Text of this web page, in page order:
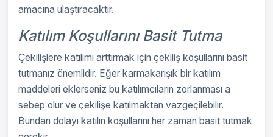
amacına ulaştıracaktır.
Katılım Koşullarını Basit Tutma
Çekilişlere katılımı arttırmak için çekiliş koşullarını basit
tutmanız önemlidir. Eğer karmakarışık bir katılım
maddeleri eklerseniz bu katılımcıların zorlanması a
sebep olur ve çekilişe katılmaktan vazgeçilebilir.
Bundan dolayı katılın koşullarını her zaman basit tutmak